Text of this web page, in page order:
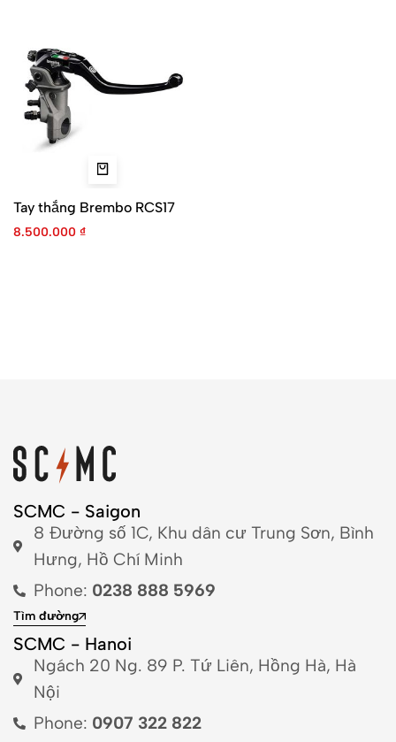
Tay thắng Brembo RCS17
8.500.000 ₫
SCMC - Saigon
8 Đường số 1C, Khu dân cư Trung Sơn, Bình
Hưng, Hồ Chí Minh
Phone: 0238 888 5969
Tìm đường
SCMC - Hanoi
Ngách 20 Ng. 89 P. Tứ Liên, Hồng Hà, Hà
Nội
Phone: 0907 322 822